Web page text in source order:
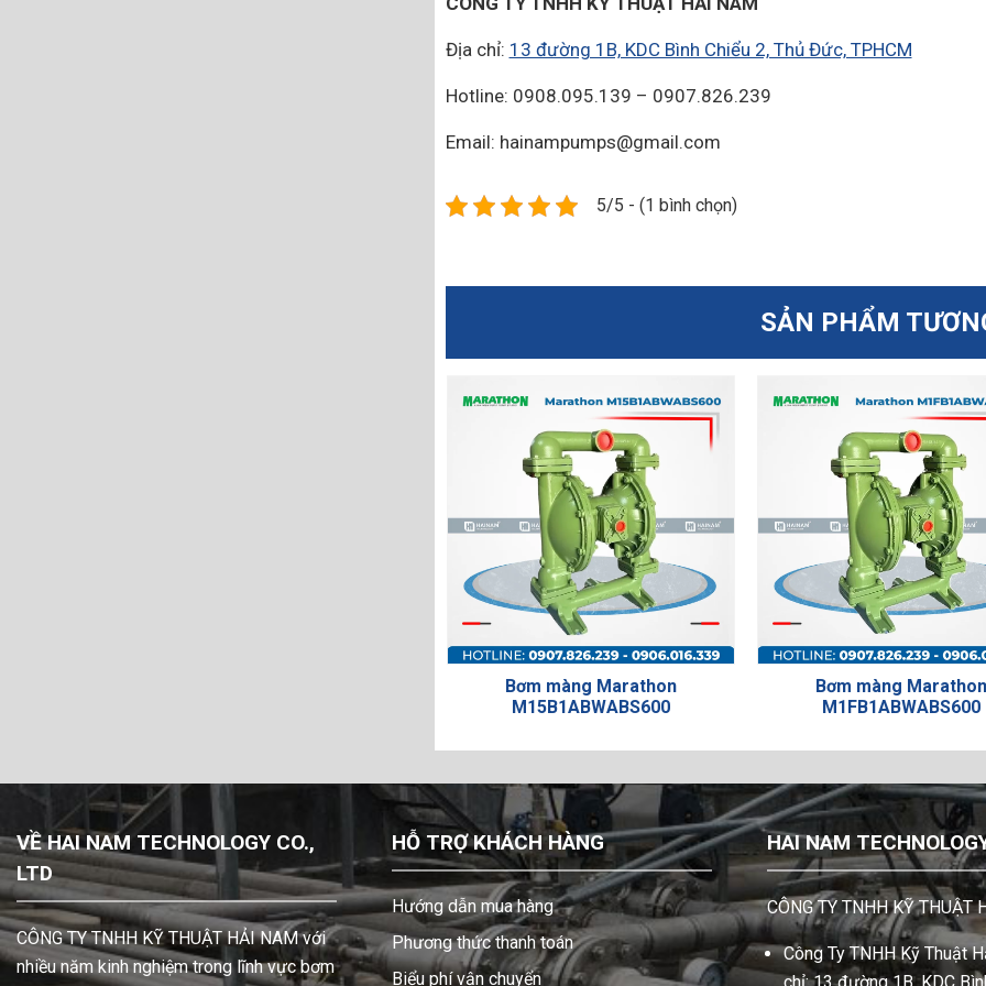
Địa chỉ: 13 đường 1B, KDC Bình Chiểu 2, Thủ Đức, TPHCM
Hotline: 0908.095.139 – 0907.826.239
Email: hainampumps@gmail.com
5/5 - (1 bình chọn)
SẢN PHẨM
Bơm màng Marathon
M15B1ABWABS600
Bơm màng Marathon
M1FB1ABWABS600
VỀ HAI NAM TECHNOLOGY CO.,
LTD
CÔNG TY TNHH KỸ THUẬT HẢI NAM với
nhiều năm kinh nghiệm trong lĩnh vực bơm
HỖ TRỢ KHÁCH HÀNG
Hướng dẫn mua hàng
Phương thức thanh toán
Biểu phí vận chuyển
HAI NAM
CÔNG TY TNHH KỸ THUẬT
Công Ty TNHH Kỹ Thuật
chỉ: 13 đường 1B, KDC